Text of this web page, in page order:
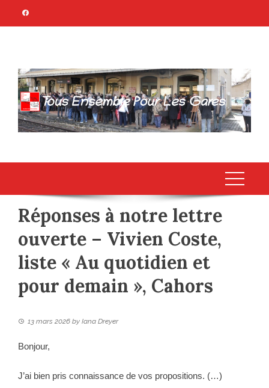
TOUS ENSEMBLE
POUR LES GARES
Association Citoyenne
Réponses à notre lettre
ouverte – Vivien Coste,
liste « Au quotidien et
pour demain », Cahors
13 mars 2026 by Iana Dreyer
Bonjour,
J’ai bien pris connaissance de vos propositions. (…)